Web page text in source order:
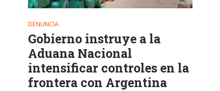
DENUNCIA
Gobierno instruye a la
Aduana Nacional
intensificar controles en la
frontera con Argentina